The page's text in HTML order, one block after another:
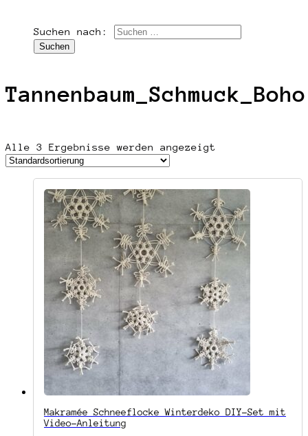
Suchen nach:
Tannenbaum_Schmuck_Boho
Alle 3 Ergebnisse werden angezeigt
Makramée Schneeflocke Winterdeko DIY-Set mit
Video-Anleitung